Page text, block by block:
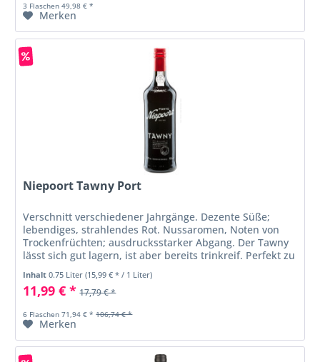
3 Flaschen 49,98 € *
Merken
Niepoort Tawny Port
Verschnitt verschiedener Jahrgänge. Dezente Süße;
lebendiges, strahlendes Rot. Nussaromen, Noten von
Trockenfrüchten; ausdrucksstarker Abgang. Der Tawny
lässt sich gut lagern, ist aber bereits trinkreif. Perfekt zu
Inhalt0.75 Liter(15,99 € * / 1 Liter)
11,99 € * 17,79 € *
6 Flaschen 71,94 € * 106,74 € *
Merken